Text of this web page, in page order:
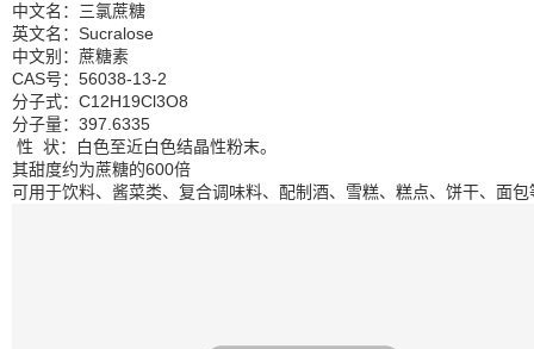
中文名：三氯蔗糖
英文名：Sucralose
中文别：蔗糖素
CAS号：56038-13-2
分子式：C12H19Cl3O8
分子量：397.6335
性 状：白色至近白色结晶性粉末。
其甜度约为蔗糖的600倍
可用于饮料、酱菜类、复合调味料、配制酒、雪糕、糕点、饼干、面包